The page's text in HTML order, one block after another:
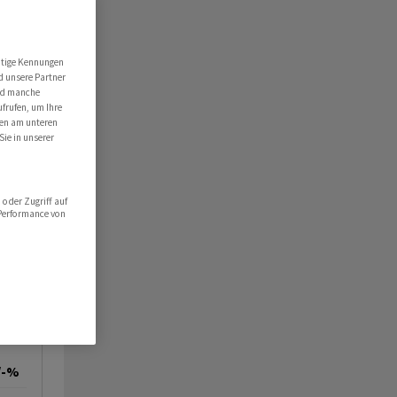
%
Kennungen
unsere Partner
manche
um Ihre
am unteren
in unserer
oder Zugriff auf
von